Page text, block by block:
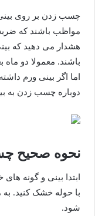
چسب زدن بر روی
مواظب باشند که ضربه
هشدار می دهید که
باشند. معمولا دو
اما اگر بینی ورم
دوباره چسب زدن به
نحوه صحیح
ابتدا بینی و گونه
شود.